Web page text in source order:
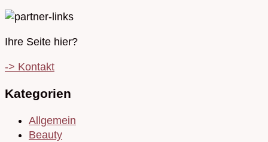
Ihre Seite hier?
-> Kontakt
Kategorien
Allgemein
Beauty